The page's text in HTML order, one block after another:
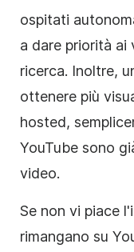
ospitati
a dare priorità ai
ricerca. Inoltre,
ottenere più
hosted,
YouTube sono
video.
Se non vi piace
rimangano su